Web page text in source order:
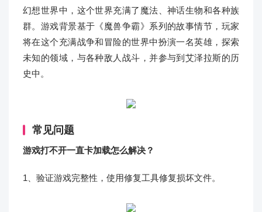
幻想世界中，这个世界充满了魔法、神话生物和各种族
群。游戏背景基于《魔兽争霸》系列的故事情节，玩家
将在这个充满战争和冒险的世界中扮演一名英雄，探索
未知的领域，与各种敌人战斗，并参与到艾泽拉斯的历
史中。
常见问题
游戏打不开一直卡加载怎么解决？
1、验证游戏完整性，使用修复工具修复损坏文件。